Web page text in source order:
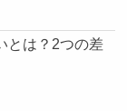
とは？2つの差